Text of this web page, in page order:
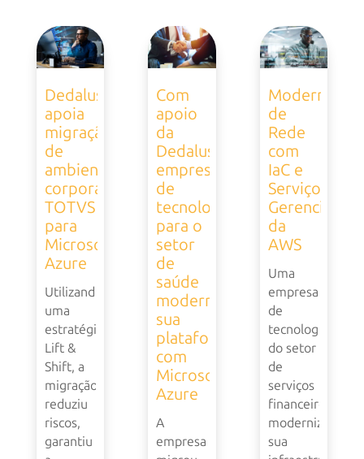
Dedalus
apoia
migração
de
ambiente
corporativo
TOTVS
para
Microsoft
Azure
Utilizando
uma
estratégia
Lift &
Shift, a
migração
reduziu
riscos,
garantiu
Com
apoio
da
Dedalus,
empresa
de
tecnologia
para o
setor
de
saúde
moderniza
sua
plataforma
com
Microsoft
Azure
A
empresa
de
Rede
com
IaC e
Serviços
Gerenciados
da
AWS
Uma
empresa
de
tecnologia
do setor
de
serviços
financeiros
modernizou
sua